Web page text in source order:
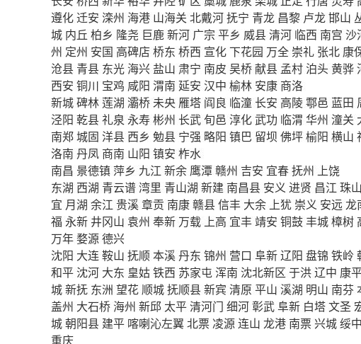
遵化迁安 滦州 海港 山海关 北戴河抚宁 青龙 昌黎 卢龙邯山
城 内丘 柏乡 隆尧 巨鹿新河 广宗 平乡 威县清河 临西 南宫 沙
州 定州 安国 高碑店 桥东 桥西 宣化下花园 万全 崇礼 张北 康
沧县 青县 东光 海兴 盐山 肃宁 南皮 吴桥献县 孟村 泊头黄骅
西安 铜川 宝鸡 咸阳 渭南 延安 汉中 榆林 安康 商洛
新城碑林莲湖 灞桥未央 雁塔 阎良 临潼 长安 高陵鄠邑 蓝田
泾阳 乾县礼泉 永寿彬州 长武旬邑 淳化武功 临渭 华州 潼关
南郑城固 洋县 西乡 勉县 宁强 略阳 镇巴 留坝 佛坪榆阳 横山
洛南 丹凤 商南 山阳 镇安 柞水
南昌 景德镇萍乡 九江 新余 鹰潭赣州 吉安 宜春抚州 上饶
东湖 西湖 青云谱湾里 青山湖 新建 南昌县 安义 进贤 昌江 珠山
宜 月湖 余江 贵溪章贡 南康赣县信丰 大余 上犹 崇义 安远 龙
福 永新 井冈山 袁州 奉新 万载 上高 宜丰靖安 铜鼓丰城樟树
万年婺源德兴
沈阳 大连鞍山 抚顺本溪丹东 锦州 营口 阜新辽阳 盘锦 铁岭
和平 沈河 大东 皇姑铁西 苏家屯 浑南 沈北新区 于洪辽中 康
城新抚 东洲 望花 顺城抚顺县新宾 清原 平山 溪湖 明山 南芬
盖州 大石桥 海州 新邱 太平清河门 细河彰武阜新 白塔文圣
城朝阳县 建平 喀喇沁左翼北票 凌源连山 龙港 南票兴城绥中
重庆